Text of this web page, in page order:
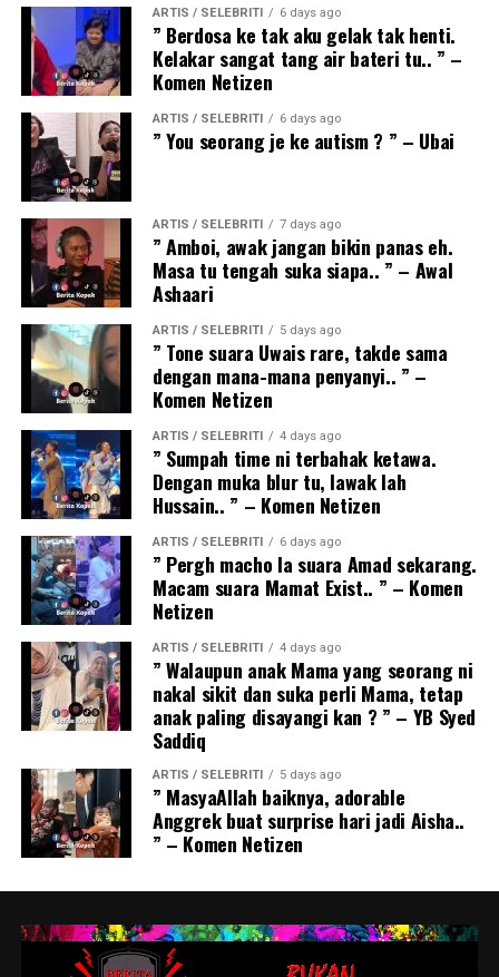
ARTIS / SELEBRITI 6 days ago
” Berdosa ke tak aku gelak tak henti.
Kelakar sangat tang air bateri tu.. ” –
Komen Netizen
ARTIS / SELEBRITI 6 days ago
” You seorang je ke autism ? ” – Ubai
ARTIS / SELEBRITI 7 days ago
” Amboi, awak jangan bikin panas eh.
Masa tu tengah suka siapa.. ” – Awal
Ashaari
ARTIS / SELEBRITI 5 days ago
” Tone suara Uwais rare, takde sama
dengan mana-mana penyanyi.. ” –
Komen Netizen
ARTIS / SELEBRITI 4 days ago
” Sumpah time ni terbahak ketawa.
Dengan muka blur tu, lawak lah
Hussain.. ” – Komen Netizen
ARTIS / SELEBRITI 6 days ago
” Pergh macho la suara Amad sekarang.
Macam suara Mamat Exist.. ” – Komen
Netizen
ARTIS / SELEBRITI 4 days ago
” Walaupun anak Mama yang seorang ni
nakal sikit dan suka perli Mama, tetap
anak paling disayangi kan ? ” – YB Syed
Saddiq
ARTIS / SELEBRITI 5 days ago
” MasyaAllah baiknya, adorable
Anggrek buat surprise hari jadi Aisha..
” – Komen Netizen